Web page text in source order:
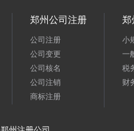
郑州公司注册
公司注册
公司变更
公司核名
公司注销
商标注册
郑
小
一
税
财